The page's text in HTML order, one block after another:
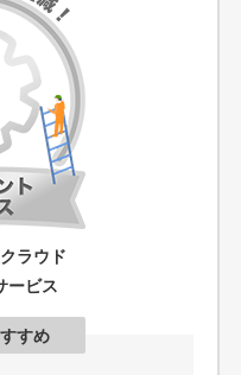
ラウド
ービス
すめ